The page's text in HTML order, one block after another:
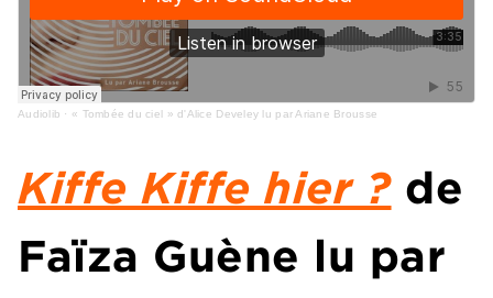
Audiolib · « Tombée du ciel » d'Alice Develey lu par Ariane Brousse
Kiffe Kiffe hier ? de
Faïza Guène lu par